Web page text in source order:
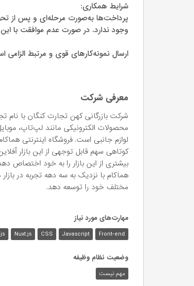
شرایط همکاری:
پرداخت‌ها به‌صورت مرحله‌ای و پس از
وجود ندارد. در صورت عدم موافقت با این
ارسال نمونه‌کارهای قوی و مرتبط
معرفی شرکت
شرکت بازرگانی کهن تجارت کنگان با نام
محصولات الکترونیکی مانند لپ‌تاپ،
کوتاهی سهم قابل توجهی از این بازار
بیشتری از این بازار را به خود اختصاص
هماکام با نزدیک به سه دهه تجربه در
مختلف خود را توسعه دهد.
مهارت‌های مورد نیاز
Front-end
Javascript
CSS
Nuxt.js
وضعیت نظام وظیفه
مهم‌ نیست